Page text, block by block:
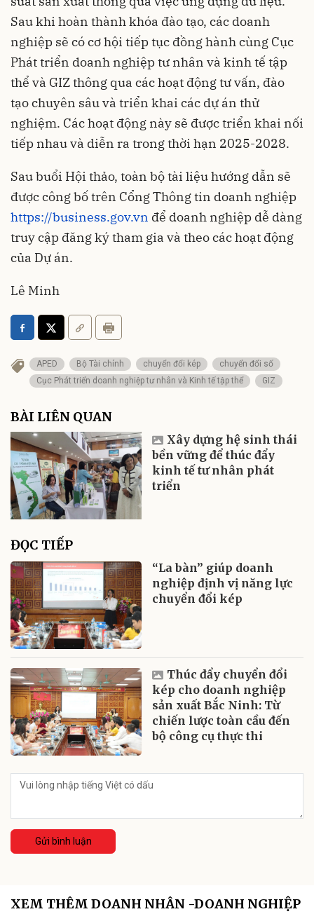
Sau khi hoàn thành khóa đào tạo, các doanh
nghiệp sẽ có cơ hội tiếp tục đồng hành cùng Cục
Phát triển doanh nghiệp tư nhân và kinh tế tập
thể và GIZ thông qua các hoạt động tư vấn, đào
tạo chuyên sâu và triển khai các dự án thử
nghiệm. Các hoạt động này sẽ được triển khai nối
tiếp nhau và diễn ra trong thời hạn 2025-2028.
Sau buổi Hội thảo, toàn bộ tài liệu hướng dẫn sẽ
được công bố trên Cổng Thông tin doanh nghiệp
https://business.gov.vn để doanh nghiệp dễ dàng
truy cập đăng ký tham gia và theo các hoạt động
của Dự án.
Lê Minh
APED Bộ Tài chính chuyển đổi kép
chuyển đổi số
Cục Phát triển doanh nghiệp tư nhân và Kinh tế tập thể
GIZ
BÀI LIÊN QUAN
Xây dựng hệ sinh thái
bền vững để thúc đẩy
kinh tế tư nhân phát
triển
ĐỌC TIẾP
“La bàn” giúp doanh
nghiệp định vị năng lực
chuyển đổi kép
Thúc đẩy chuyển đổi
kép cho doanh nghiệp
sản xuất Bắc Ninh: Từ
chiến lược toàn cầu đến
bộ công cụ thực thi
Gửi bình luận
XEM THÊM DOANH NHÂN -DOANH NGHIỆP